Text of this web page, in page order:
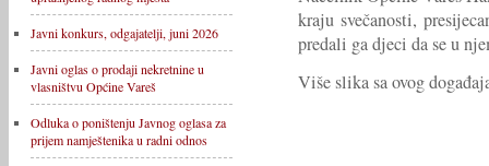
Javni konkurs, odgajatelji, juni 2026
Javni oglas o prodaji nekretnine u
vlasništvu Općine Vareš
Odluka o poništenju Javnog oglasa za
prijem namještenika u radni odnos
kraju svečanosti,
predali ga djeci da se u
Više slika sa ovog